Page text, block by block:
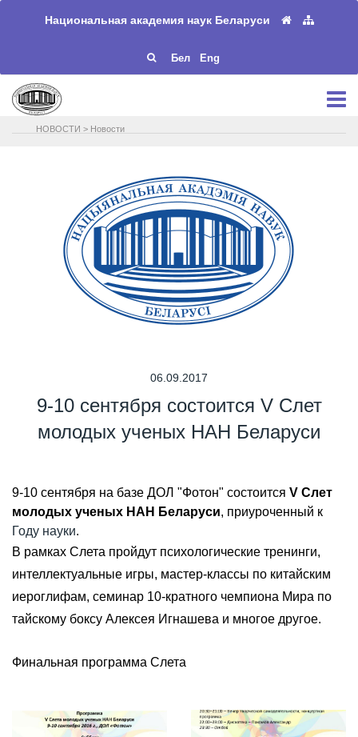
Национальная академия наук Беларуси
Бел Eng
НОВОСТИ > Новости
06.09.2017
9-10 сентября состоится V Слет
молодых ученых НАН Беларуси
9-10 сентября на базе ДОЛ "Фотон" состоится V Слет
молодых ученых НАН Беларуси, приуроченный к
Году науки.
В рамках Слета пройдут психологические тренинги,
интеллектуальные игры, мастер-классы по китайским
иероглифам, семинар 10-кратного чемпиона Мира по
тайскому боксу Алексея Игнашева и многое другое.
Финальная программа Слета